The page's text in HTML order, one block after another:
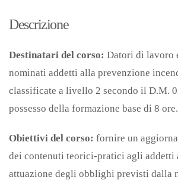
Descrizione
Destinatari del corso: Datori di lavoro
nominati addetti alla prevenzione
classificate a livello 2 secondo il D.M.
possesso della formazione base di 8 ore.
Obiettivi del corso: fornire un
dei contenuti teorici-pratici agli addetti
attuazione degli obblighi previsti dalla